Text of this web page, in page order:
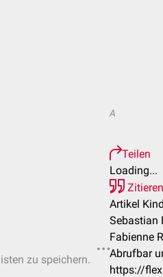
zu speichern.
A
Teilen
Loading...
Zitieren
Artikel
Sebastian
Fabienne
Abrufbar
https://